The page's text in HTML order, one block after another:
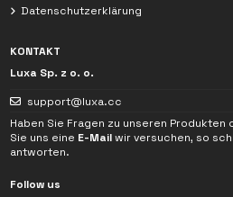
Datenschutzerklärung
KONTAKT
Luxa Sp. z o. o.
support@luxa.cc
Haben Sie Fragen zu unseren
Sie uns eine E-Mailwir versuchen, so
antworten.
Follow us